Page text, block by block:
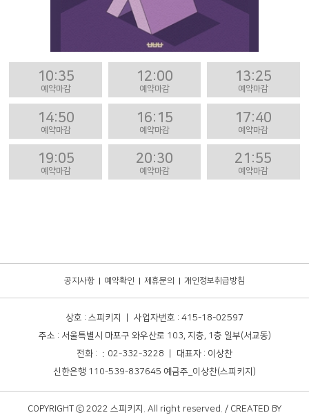
10:35
예약마감
12:00
예약마감
13:25
예약마감
14:50
예약마감
16:15
예약마감
17:40
예약마감
19:05
예약마감
20:30
예약마감
21:55
예약마감
공지사항 예약확인 제휴문의 개인정보취급방침
상호 : 스피키지 ㅣ 사업자번호 : 415-18-02597
주소 : 서울특별시 마포구 와우산로 103, 지층, 1층 일부(서교동)
전화 : ：02-332-3228 ㅣ 대표자 : 이상찬
신한은행 110-539-837645 예금주_이상찬(스피키지)
COPYRIGHT ⓒ 2022 스피키지. All right reserved. / CREATED BY